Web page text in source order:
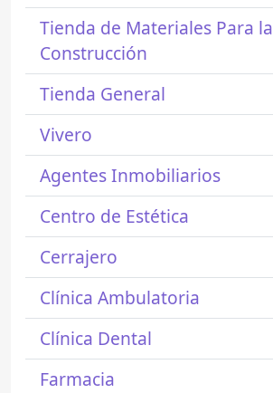
Tienda de Materiales Para la
Construcción
Tienda General
Vivero
Agentes Inmobiliarios
Centro de Estética
Cerrajero
Clínica Ambulatoria
Clínica Dental
Farmacia